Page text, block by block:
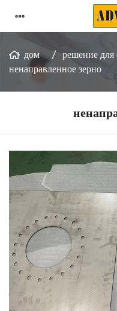
дом
решение для
ненаправленное зерно